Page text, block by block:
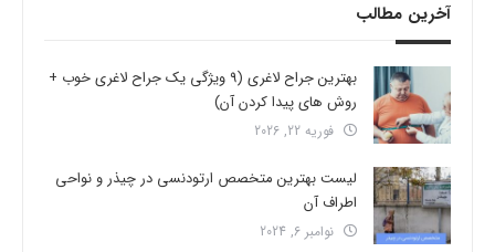
آخرین مطالب
بهترین جراح لاغری (9 ویژگی یک جراح لاغری خوب +
روش های پیدا کردن آن)
فوریه 22, 2026
لیست بهترین متخصص ارتودنسی در چیذر و نواحی
اطراف آن
نوامبر 6, 2024